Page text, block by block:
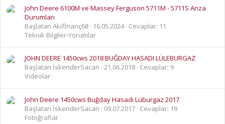
John Deere 6100M ve Massey Ferguson 5711M - 5711S Arıza
Durumları
Başlatan Akifİnanç68
16.05.2024 Cevaplar: 11
Teknik Bilgiler-Yorumlar
JOHN DEERE 1450cws 2018 BUĞDAY HASADI LÜLEBURGAZ
Başlatan İskenderSacan 21.06.2018 Cevaplar: 9
Videolar
John Deere 1450cws Buğday Hasadı Lüburgaz 2017
Başlatan İskenderSacan
09.07.2017 Cevaplar: 19
Fotoğraflar